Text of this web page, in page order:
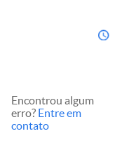
Encontrou algum
erro? Entre em
contato